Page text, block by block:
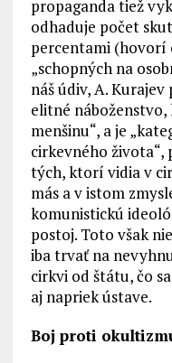
propaganda tiež
odhaduje počet
percentami (hovorí
„schopných na
náš údiv, A.
elitné
menšinu“, a je
cirkevného života“,
tých, ktorí vidia v
más a v istom
komunistickú
postoj. Toto však
iba trvať na
cirkvi od štátu, čo
aj napriek ústave.
Boj proti